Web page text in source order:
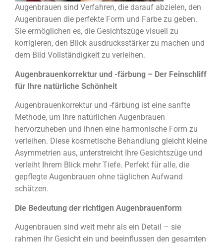
Augenbrauen sind Verfahren, die darauf abzielen, den
Augenbrauen die perfekte Form und Farbe zu geben.
Sie ermöglichen es, die Gesichtszüge visuell zu
korrigieren, den Blick ausdrucksstärker zu machen und
dem Bild Vollständigkeit zu verleihen.
Augenbrauenkorrektur und -färbung – Der Feinschliff
für Ihre natürliche Schönheit
Augenbrauenkorrektur und -färbung ist eine sanfte
Methode, um Ihre natürlichen Augenbrauen
hervorzuheben und ihnen eine harmonische Form zu
verleihen. Diese kosmetische Behandlung gleicht kleine
Asymmetrien aus, unterstreicht Ihre Gesichtszüge und
verleiht Ihrem Blick mehr Tiefe. Perfekt für alle, die
gepflegte Augenbrauen ohne täglichen Aufwand
schätzen.
Die Bedeutung der richtigen Augenbrauenform
Augenbrauen sind weit mehr als ein Detail – sie
rahmen Ihr Gesicht ein und beeinflussen den gesamten